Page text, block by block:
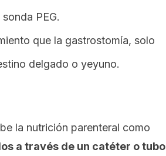
sonda PEG.
que la gastrostomía, solo
delgado o yeyuno.
la nutrición parenteral como
a través de un catéter o tubo